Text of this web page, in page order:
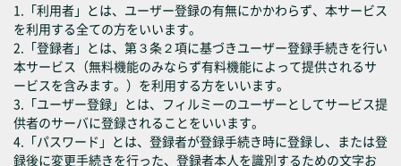
1.「利用者」とは、ユーザー登録の有無にかかわらず、本サービス
を利用する全ての方をいいます。
2.「登録者」とは、第３条２項に基づきユーザー登録手続きを行い
本サービス（無料機能のみならず有料機能によって提供されるサ
ービスを含みます。）を利用する方をいいます。
3.「ユーザー登録」とは、フィルミーのユーザーとしてサービス提
供者のサーバに登録されることをいいます。
4.「パスワード」とは、登録者が登録手続き時に登録し、または登
録後に変更手続きを行った、登録者本人を識別するための文字お